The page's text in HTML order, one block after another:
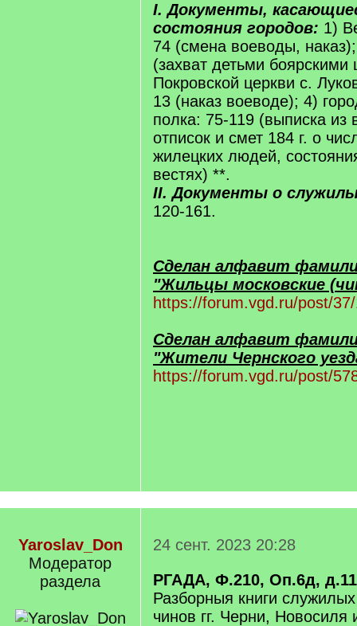
I. Документы,
состояния городов: 1)
74 (смена воеводы,
(захват детьми боярскими
Покровской церкви с.
13 (наказ воеводе); 4)
полка: 75-119 (выписка из
отписок и смет 184 г. о
жилецких людей,
вестях) **.
II. Документы о
120-161.
Сделан алфавит
"Жильцы московские
https://forum.vgd.ru/post/
Сделан алфавит
"Жители Чернского
https://forum.vgd.ru/post/
Yaroslav_Don
Модератор
раздела
24 сент. 2023 20:28
РГАДА, Ф.210, Оп.6д,
Разборныя книги
чинов гг. Черни,